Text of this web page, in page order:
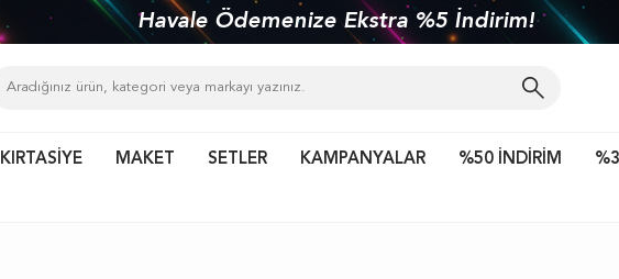
Türkiye'nin her yerine 1450 TL ve üzeri kargo bedava!
KIRTASİYE MAKET SETLER KAMPANYALAR %50 İNDİRİM